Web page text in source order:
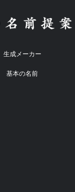
生成メーカー
基本の名前